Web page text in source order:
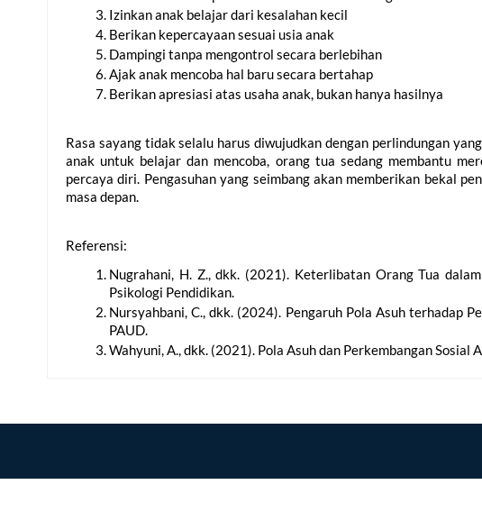
Izinkan anak belajar dari kesalahan kecil
Berikan kepercayaan sesuai usia anak
Dampingi tanpa mengontrol secara berlebihan
Ajak anak mencoba hal baru secara bertahap
Berikan apresiasi atas usaha anak, bukan hanya hasilnya
Rasa sayang tidak selalu harus diwujudkan dengan perlindungan
anak untuk belajar dan mencoba, orang tua sedang membantu
percaya diri. Pengasuhan yang seimbang akan memberikan bekal
masa depan.
Referensi:
Nugrahani, H. Z., dkk. (2021). Keterlibatan Orang Tua
Psikologi Pendidikan.
Nursyahbani, C., dkk. (2024). Pengaruh Pola Asuh terhadap
PAUD.
Wahyuni, A., dkk. (2021). Pola Asuh dan Perkembangan Sosial